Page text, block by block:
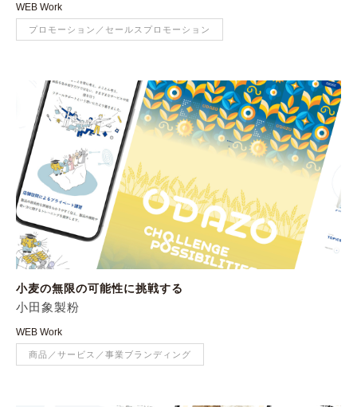
WEB Work
プロモーション／セールスプロモーション
小麦の無限の可能性に挑戦する
小田象製粉
WEB Work
商品／サービス／事業ブランディング